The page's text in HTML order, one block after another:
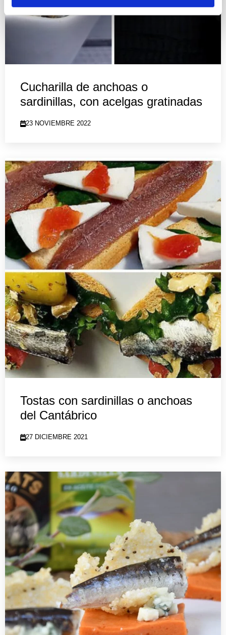
Cucharilla de anchoas o
sardinillas, con acelgas gratinadas
23 NOVIEMBRE 2022
Tostas con sardinillas o anchoas
del Cantábrico
27 DICIEMBRE 2021